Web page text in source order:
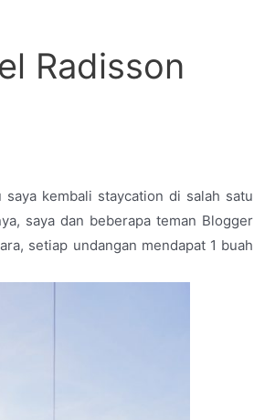
Radisson
kembali staycation di salah satu
saya dan beberapa teman Blogger
setiap undangan mendapat 1 buah